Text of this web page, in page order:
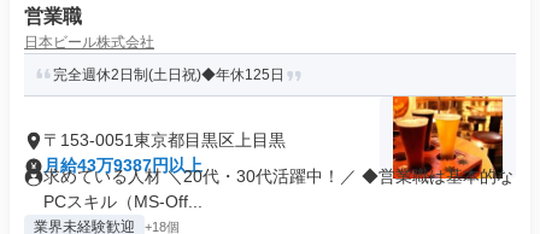
営業職
日本ビール株式会社
完全週休2日制(土日祝)◆年休125日
〒153-0051東京都目黒区上目黒
月給43万9387円以上
求めている人材 ＼20代・30代活躍中！／ ◆営業職は基本的な
PCスキル（MS-Off...
業界未経験歓迎 +18個